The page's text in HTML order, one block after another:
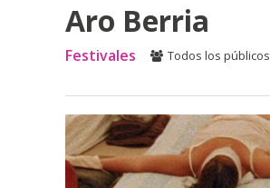
Aro Berria
Festivales Todos los públicos